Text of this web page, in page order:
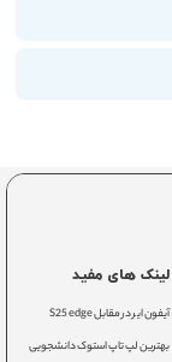
لینک های مفید
آیفون ایر در مقابل S25 edge
بهترین لپ تاپ استوک دانشجویی